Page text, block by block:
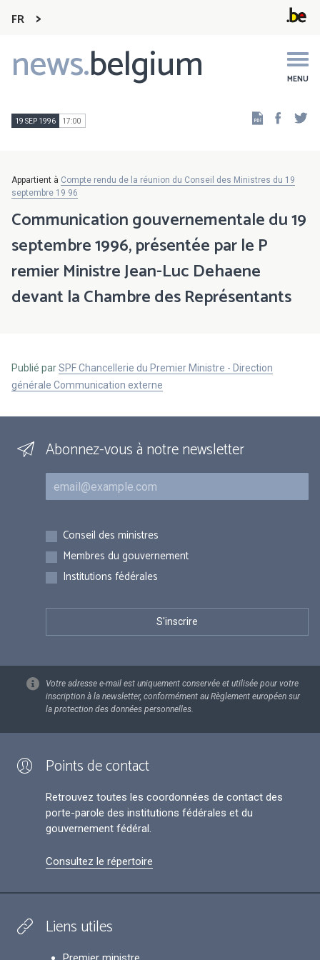
FR
news.belgium MENU
Main
navigation
19 SEP 1996 17:00
Appartient à Compte rendu de la réunion du Conseil des Ministres du 19
septembre 19 96
Communication gouvernementale du 19
septembre 1996, présentée par le P
remier Ministre Jean-Luc Dehaene
devant la Chambre des Représentants
Publié parSPF Chancellerie du Premier Ministre - Direction
générale Communication externe
Abonnez-vous à notre newsletter
Courriel
Inscriptions
Conseil des ministres
Membres du gouvernement
Institutions fédérales
Votre adresse e-mail est uniquement conservée et utilisée pour votre
inscription à la newsletter, conformément au Règlement européen sur
la protection des données personnelles.
Points de contact
Retrouvez toutes les coordonnées de contact des
porte-parole des institutions fédérales et du
gouvernement fédéral.
Consultez le répertoire
Liens utiles